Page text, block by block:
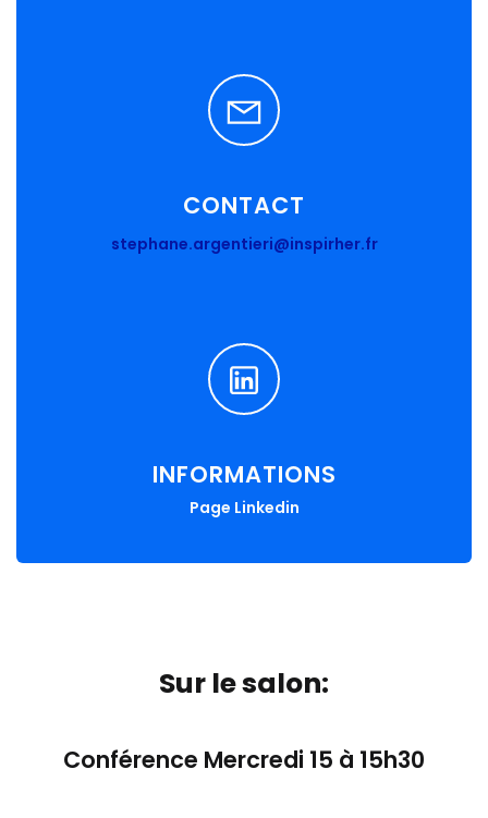
CONTACT
stephane.argentieri@inspirher.fr
INFORMATIONS
Page Linkedin
Sur le salon:
Conférence Mercredi 15 à 15h30